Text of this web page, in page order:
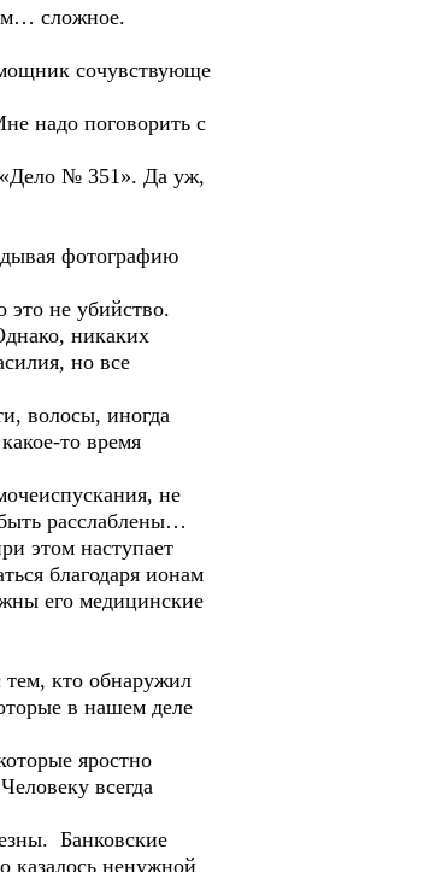
сложное.
сочувствующе
надо поговорить с
«Дело № 351». Да уж,
фотографию
это не убийство.
никаких
но все
волосы, иногда
то время
не
расслаблены…
этом наступает
благодаря ионам
его медицинские
кто обнаружил
в нашем деле
яростно
всегда
Банковские
казалось ненужной